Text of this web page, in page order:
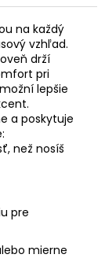
na každý
vzhľad.
drží
pri
lepšie
a poskytuje
než nosíš
pre
mierne